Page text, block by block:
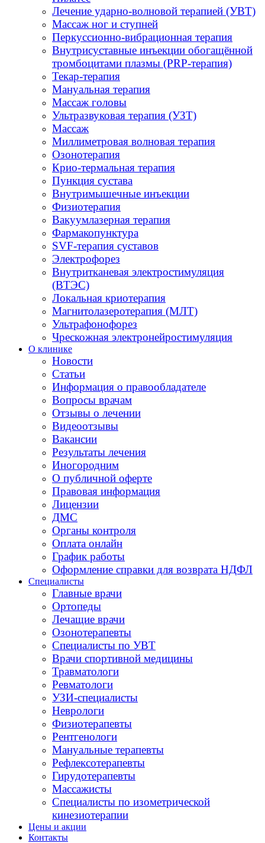
Лечение ударно-волновой терапией (УВТ)
Массаж ног и ступней
Перкуссионно-вибрационная терапия
Внутрисуставные инъекции обогащённой
тромбоцитами плазмы (PRP-терапия)
Текар-терапия
Мануальная терапия
Массаж головы
Ультразвуковая терапия (УЗТ)
Массаж
Миллиметровая волновая терапия
Озонотерапия
Крио-термальная терапия
Пункция сустава
Внутримышечные инъекции
Физиотерапия
Вакуумлазерная терапия
Фармакопунктура
SVF-терапия суставов
Электрофорез
Внутритканевая электростимуляция
(ВТЭС)
Локальная криотерапия
Магнитолазеротерапия (МЛТ)
Ультрафонофорез
Чрескожная электронейростимуляция
О клинике
Новости
Статьи
Информация о правообладателе
Вопросы врачам
Отзывы о лечении
Видеоотзывы
Вакансии
Результаты лечения
Иногородним
О публичной оферте
Правовая информация
Лицензии
ДМС
Органы контроля
Оплата онлайн
График работы
Оформление справки для возврата НДФЛ
Специалисты
Главные врачи
Ортопеды
Лечащие врачи
Озонотерапевты
Специалисты по УВТ
Врачи спортивной медицины
Травматологи
Ревматологи
УЗИ-специалисты
Неврологи
Физиотерапевты
Рентгенологи
Мануальные терапевты
Рефлексотерапевты
Гирудотерапевты
Массажисты
Специалисты по изометрической
кинезиотерапии
Цены и акции
Контакты